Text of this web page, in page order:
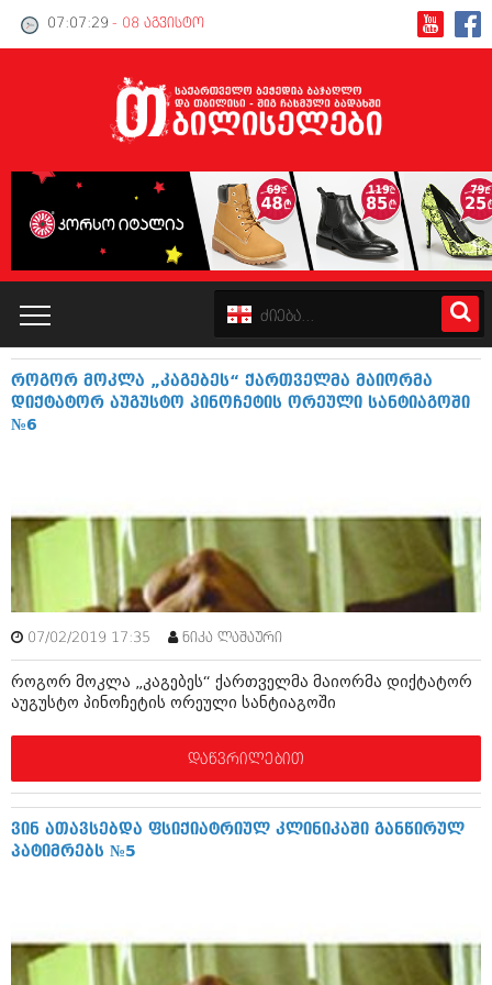
07:07:30 - 08 აგვისტო
პოლიტიკა
ინტერვიუები
ამბები
მოდი, ვილაპარაკოთ
რელიგია
კადრს მიღმა
კატალოგი
ამბები
საზოგადოება
მოდი, ვილაპარაკოთ
მოდა + დიზაინი
რელიგია
სპორტი
კადრს მიღმა
ბელადები
როგორ მოკლა „კაგებეს“ ქართველმა მაიორმა
დიქტატორ აუგუსტო პინოჩეტის ორეული სანტიაგოში
№6
07/02/2019 17:35 ნიკა ლაშაური
როგორ მოკლა „კაგებეს“ ქართველმა მაიორმა დიქტატორ
აუგუსტო პინოჩეტის ორეული სანტიაგოში
დაწვრილებით
ვინ ათავსებდა ფსიქიატრიულ კლინიკაში განწირულ
პატიმრებს №5